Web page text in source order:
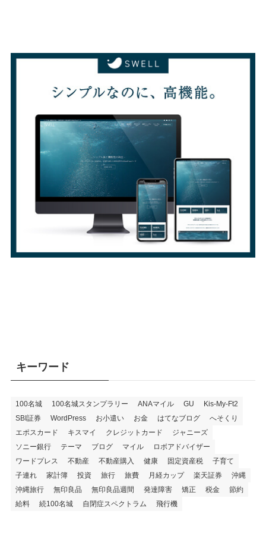
キーワード
100名城 100名城スタンプラリー ANAマイル GU
Kis-My-Ft2
SBI証券
WordPress お小遣い お金 はてなブログ
へそくり
エポスカード
キスマイ クレジットカード
ジャニーズ
ソニー銀行
テーマ ブログ マイル
ロボアドバイザー
ワードプレス
不動産 不動産購入 健康 固定資産税
子育て
子連れ
家計簿 投資 旅行 旅費 月経カップ 楽天証券
沖縄
沖縄旅行
無印良品 無印良品週間 発達障害 矯正 税金
節約
給料
続100名城 自閉症スペクトラム 飛行機